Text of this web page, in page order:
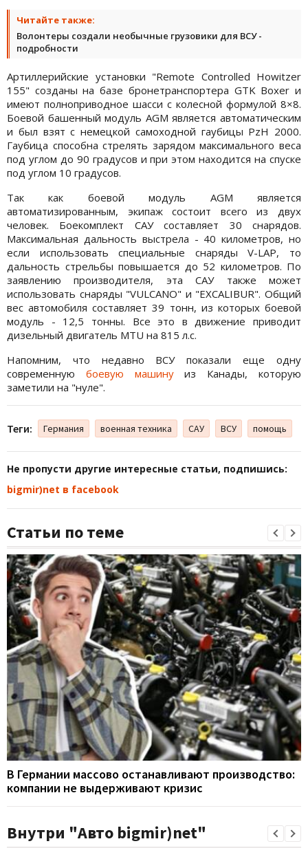
Читайте также:
Волонтеры создали необычные грузовики для ВСУ -
подробности
Артиллерийские установки "Remote Controlled Howitzer
155" созданы на базе бронетранспортера GTK Boxer и
имеют полноприводное шасси с колесной формулой 8×8.
Боевой башенный модуль AGM является автоматическим
и был взят с немецкой самоходной гаубицы PzH ​​2000.
Гаубица способна стрелять зарядом максимального веса
под углом до 90 градусов и при этом находится на спуске
под углом 10 градусов.
Так как боевой модуль AGM является
автоматизированным, экипаж состоит всего из двух
человек. Боекомплект САУ составляет 30 снарядов.
Максимальная дальность выстрела - 40 километров, но
если использовать специальные снаряды V-LAP, то
дальность стрельбы повышается до 52 километров. По
заявлению производителя, эта САУ также может
использовать снаряды "VULCANO" и "EXCALIBUR". Общий
вес автомобиля составляет 39 тонн, из которых боевой
модуль - 12,5 тонны. Все это в движение приводит
дизельный двигатель MTU на 815 л.с.
Напомним, что недавно ВСУ показали еще одну
современную боевую машинуиз Канады, которую
заметили на "нуле".
Теги: Германия военная техника САУ ВСУ помощь
Не пропусти другие интересные статьи, подпишись:
bigmir)net в facebook
Статьи по теме
В Германии массово останавливают производство:
компании не выдерживают кризис
Внутри "Авто bigmir)net"